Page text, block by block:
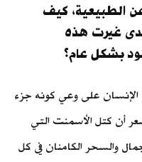
الطبيعية، كيف
مدى غيرت هذه
بشكل عام؟
الإنسان على وعي كونه جزء
أن كتل الأسمنت التي
والسحر الكامنان في كل